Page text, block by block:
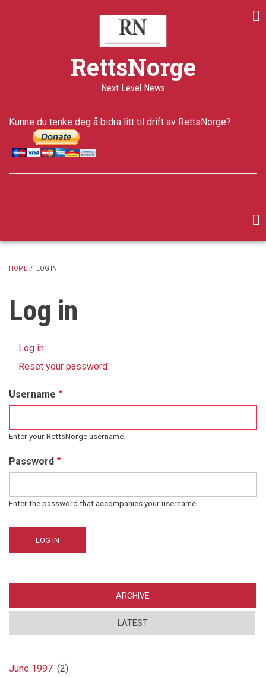
RettsNorge
Next Level News
Kunne du tenke deg å bidra litt til drift av RettsNorge?
HOME / LOG IN
Log in
Primary
Log in
tab)
Reset your password
Username
Enter your RettsNorge username.
Password
Enter the password that accompanies your username.
ARCHIVE
LATEST
June 1997 (2)